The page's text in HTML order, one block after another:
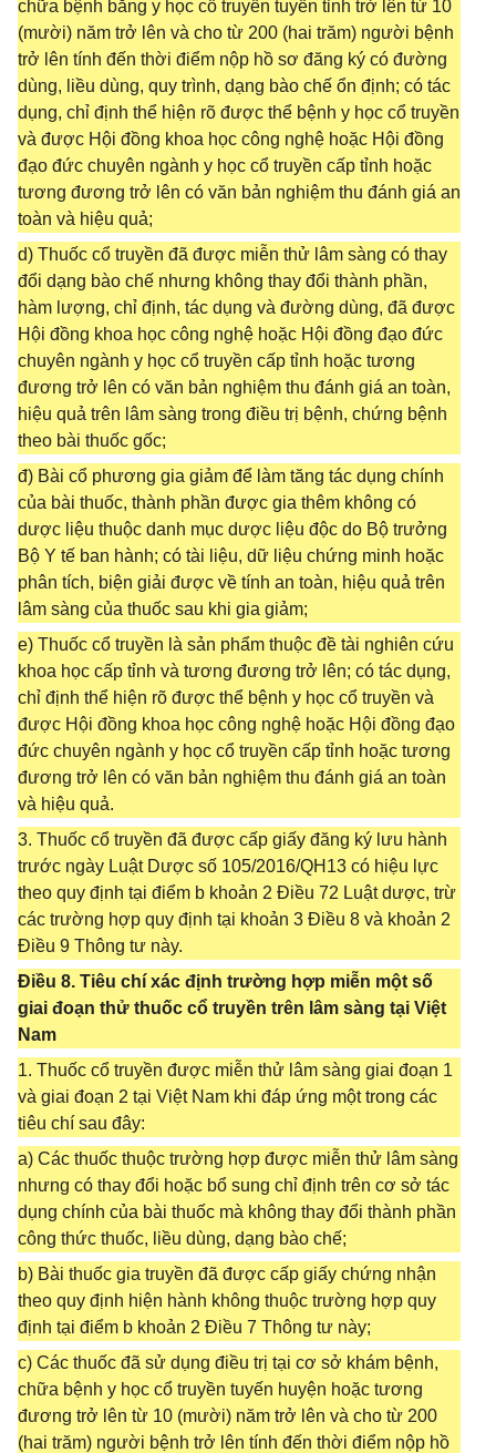
chữa bệnh bằng y học cổ truyền tuyến tỉnh trở lên từ 10
(mười) năm trở lên và cho từ 200 (hai trăm) người bệnh
trở lên tính đến thời điểm nộp hồ sơ đăng ký có đường
dùng, liều dùng, quy trình, dạng bào chế ổn định; có tác
dụng, chỉ định thể hiện rõ được thể bệnh y học cổ truyền
và được Hội đồng khoa học công nghệ hoặc Hội đồng
đạo đức chuyên ngành y học cổ truyền cấp tỉnh hoặc
tương đương trở lên có văn bản nghiệm thu đánh giá an
toàn và hiệu quả;
d) Thuốc cổ truyền đã được miễn thử lâm sàng có thay
đổi dạng bào chế nhưng không thay đổi thành phần,
hàm lượng, chỉ định, tác dụng và đường dùng, đã được
Hội đồng khoa học công nghệ hoặc Hội đồng đạo đức
chuyên ngành y học cổ truyền cấp tỉnh hoặc tương
đương trở lên có văn bản nghiệm thu đánh giá an toàn,
hiệu quả trên lâm sàng trong điều trị bệnh, chứng bệnh
theo bài thuốc gốc;
đ) Bài cổ phương gia giảm để làm tăng tác dụng chính
của bài thuốc, thành phần được gia thêm không có
dược liệu thuộc danh mục dược liệu độc do Bộ trưởng
Bộ Y tế ban hành; có tài liệu, dữ liệu chứng minh hoặc
phân tích, biện giải được về tính an toàn, hiệu quả trên
lâm sàng của thuốc sau khi gia giảm;
e) Thuốc cổ truyền là sản phẩm thuộc đề tài nghiên cứu
khoa học cấp tỉnh và tương đương trở lên; có tác dụng,
chỉ định thể hiện rõ được thể bệnh y học cổ truyền và
được Hội đồng khoa học công nghệ hoặc Hội đồng đạo
đức chuyên ngành y học cổ truyền cấp tỉnh hoặc tương
đương trở lên có văn bản nghiệm thu đánh giá an toàn
và hiệu quả.
3. Thuốc cổ truyền đã được cấp giấy đăng ký lưu hành
trước ngày Luật Dược số 105/2016/QH13 có hiệu lực
theo quy định tại điểm b khoản 2 Điều 72 Luật dược, trừ
các trường hợp quy định tại khoản 3 Điều 8 và khoản 2
Điều 9 Thông tư này.
Điều 8. Tiêu chí xác định trường hợp miễn một số
giai đoạn thử thuốc cổ truyền trên lâm sàng tại Việt
Nam
1. Thuốc cổ truyền được miễn thử lâm sàng giai đoạn 1
và giai đoạn 2 tại Việt Nam khi đáp ứng một trong các
tiêu chí sau đây:
a) Các thuốc thuộc trường hợp được miễn thử lâm sàng
nhưng có thay đổi hoặc bổ sung chỉ định trên cơ sở tác
dụng chính của bài thuốc mà không thay đổi thành phần
công thức thuốc, liều dùng, dạng bào chế;
b) Bài thuốc gia truyền đã được cấp giấy chứng nhận
theo quy định hiện hành không thuộc trường hợp quy
định tại điểm b khoản 2 Điều 7 Thông tư này;
c) Các thuốc đã sử dụng điều trị tại cơ sở khám bệnh,
chữa bệnh y học cổ truyền tuyến huyện hoặc tương
đương trở lên từ 10 (mười) năm trở lên và cho từ 200
(hai trăm) người bệnh trở lên tính đến thời điểm nộp hồ